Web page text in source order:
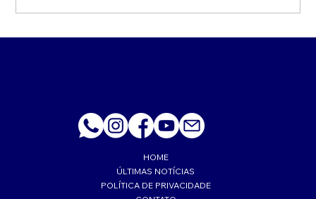
HOME
ÚLTIMAS NOTÍCIAS
POLÍTICA DE PRIVACIDADE